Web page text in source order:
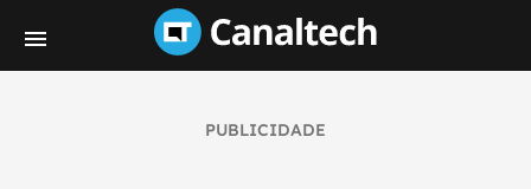
PUBLICIDADE